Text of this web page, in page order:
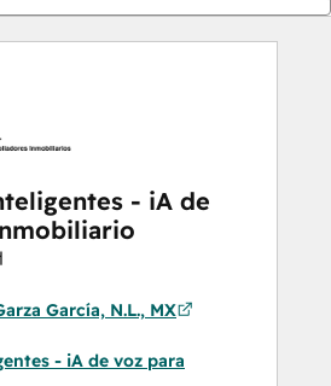
- iA de
García, N.L., MX
- iA de voz para